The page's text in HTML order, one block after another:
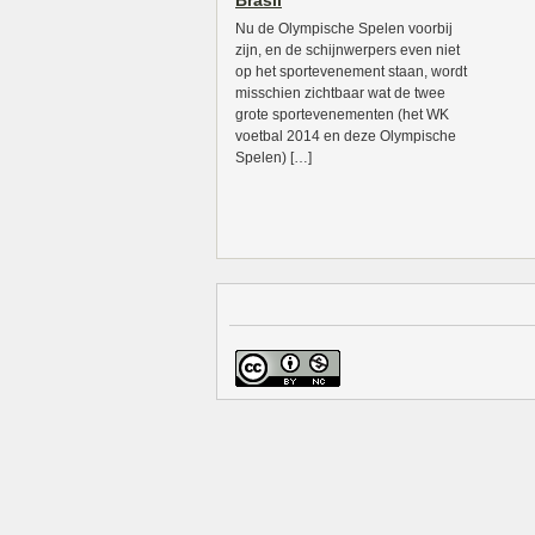
Nu de Olympische Spelen voorbij
zijn, en de schijnwerpers even niet
op het sportevenement staan, wordt
misschien zichtbaar wat de twee
grote sportevenementen (het WK
voetbal 2014 en deze Olympische
Spelen) […]